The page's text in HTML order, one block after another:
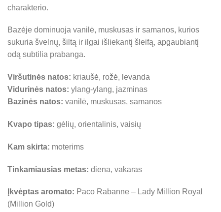
charakterio.
Bazėje dominuoja vanilė, muskusas ir samanos, kurios
sukuria švelnų, šiltą ir ilgai išliekantį šleifą, apgaubiantį
odą subtilia prabanga.
Viršutinės natos: kriaušė, rožė, levanda
Vidurinės natos: ylang-ylang, jazminas
Bazinės natos: vanilė, muskusas, samanos
Kvapo tipas: gėlių, orientalinis, vaisių
Kam skirta: moterims
Tinkamiausias metas: diena, vakaras
Įkvėptas aromato: Paco Rabanne – Lady Million Royal
(Million Gold)